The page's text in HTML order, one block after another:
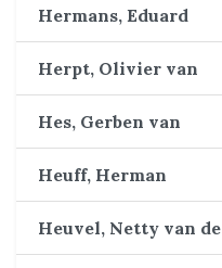
Hermans, Eduard
Herpt, Olivier van
Hes, Gerben van
Heuff, Herman
Heuvel, Netty van de